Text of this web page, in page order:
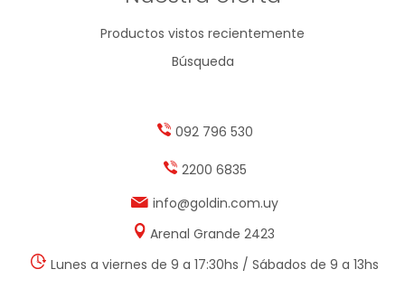
Productos vistos recientemente
Búsqueda
092 796 530
2200 6835
info@goldin.com.uy
Arenal Grande 2423
Lunes a viernes de 9 a 17:30hs / Sábados de 9 a 13hs